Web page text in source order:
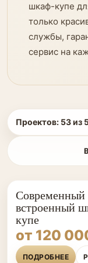
шкаф-купе
только
службы,
сервис на
Проектов: 53из
Современный
встроенный
купе
от 120
ПОДРОБНЕЕ